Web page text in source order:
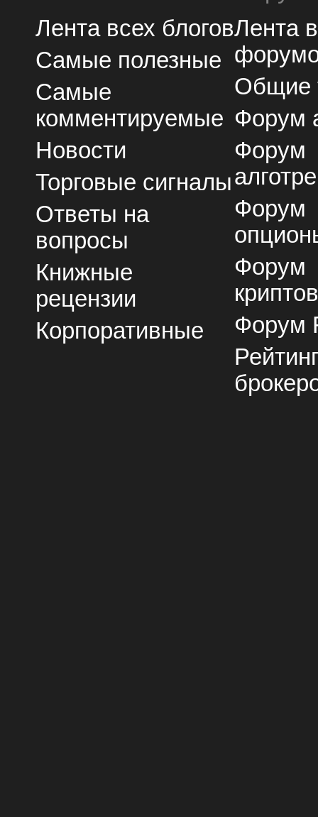
Лента всех блогов
Самые полезные
Самые
комментируемые
Новости
Торговые сигналы
Ответы на
вопросы
Книжные
рецензии
Корпоративные
Лента
Общие
Форум
Форум
Форум
Форум
Форум